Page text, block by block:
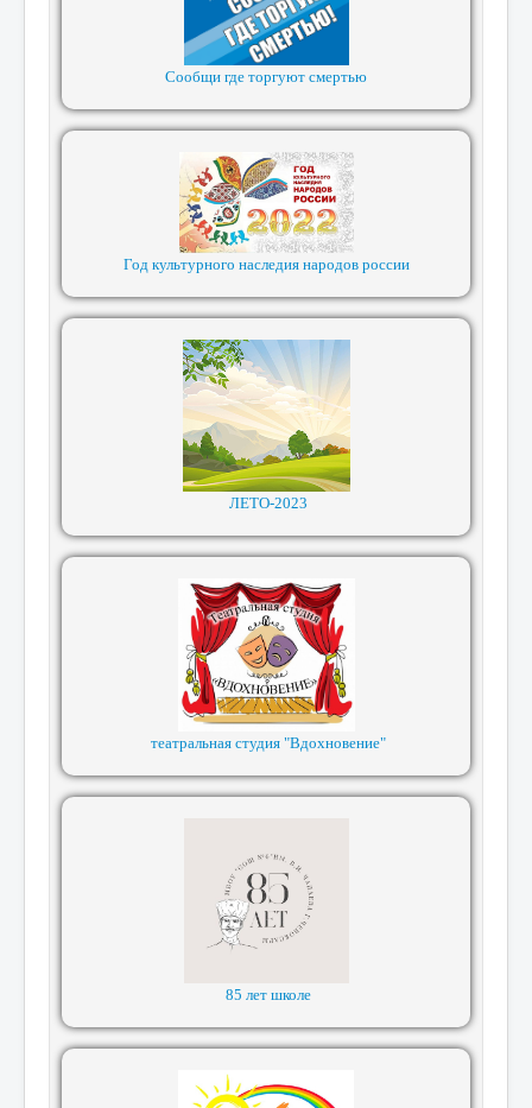
Сообщи где торгуют смертью
Год культурного наследия народов россии
ЛЕТО-2023
театральная студия "Вдохновение"
85 лет школе